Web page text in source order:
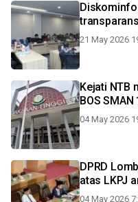
21 May 2026
Kejati NTB
BOS
04 May 2026
DPRD
atas LKPJ
04 May 2026